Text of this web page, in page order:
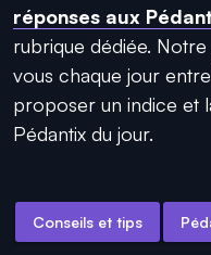
réponses aux
rubrique dédiée.
vous chaque jour
proposer un indice et
Pédantix du jour.
Conseils et tips